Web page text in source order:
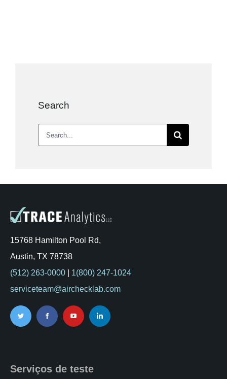
Search
Search
for:
15768 Hamilton Pool Rd,
Austin, TX 78738
(512) 263-0000| 1(800) 247-1024
serviceteam@airchecklab.com
Serviços de teste